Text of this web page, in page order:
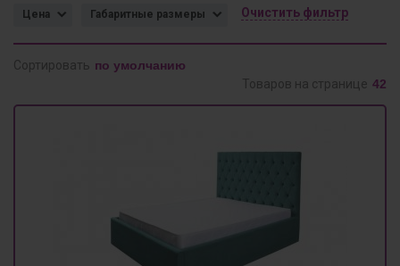
Цена Габаритные размеры Очистить фильтр
Сортировать
Товаров на странице